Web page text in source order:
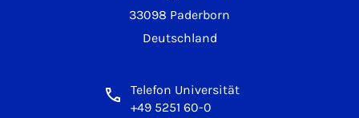
33098 Paderborn
Deutschland
Telefon Universität
+49 5251 60-0